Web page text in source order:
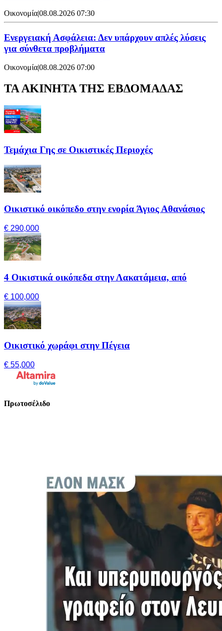
Οικονομία|08.08.2026 07:30
Ενεργειακή Ασφάλεια: Δεν υπάρχουν απλές λύσεις
για σύνθετα προβλήματα
Οικονομία|08.08.2026 07:00
ΤΑ ΑΚΙΝΗΤΑ ΤΗΣ ΕΒΔΟΜΑΔΑΣ
Τεμάχια Γης σε Οικιστικές Περιοχές
Οικιστικό οικόπεδο στην ενορία Άγιος Αθανάσιος
€ 290,000
4 Οικιστικά οικόπεδα στην Λακατάμεια, από
€ 100,000
Οικιστικό χωράφι στην Πέγεια
€ 55,000
Πρωτοσέλιδο